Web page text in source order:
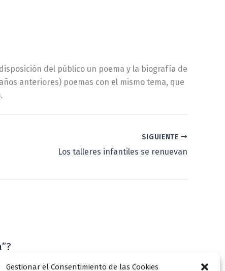
Gestionar el Consentimiento de las Cookies
del público un poema y la biografía de
anteriores) poemas con el mismo tema, que
SIGUIENTE
Los talleres infantiles se renuevan
VLLensutinta